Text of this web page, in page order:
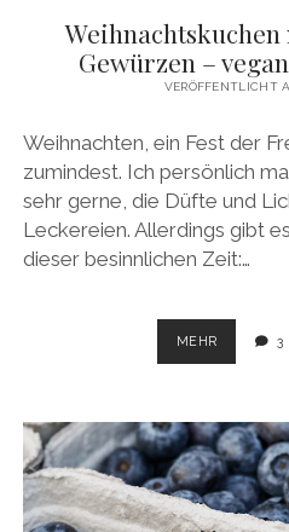
Gewürzen –
VERÖFFENTLICHT
Weihnachten, ein Fest der
zumindest. Ich persönlich
sehr gerne, die Düfte und
Leckereien. Allerdings gibt
dieser besinnlichen Zeit:…
MEHR
MIT
–
VEGAN
UND
3